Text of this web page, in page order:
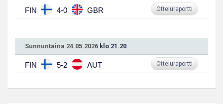
FIN 4-0 GBR Otteluraportti
Sunnuntaina 24.05.2026 klo 21.20
FIN 5-2 AUT Otteluraportti